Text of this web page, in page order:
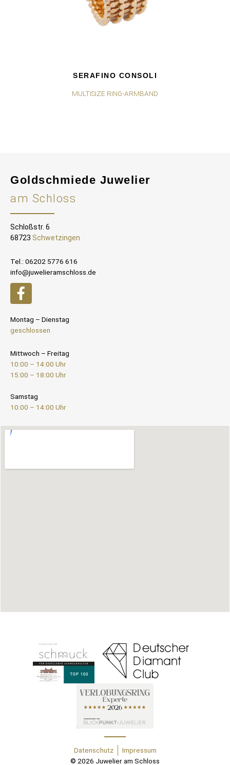
SERAFINO CONSOLI
MULTISIZE RING-ARMBAND
Goldschmiede Juwelier
am Schloss
Schloßstr. 6
68723 Schwetzingen
Tel.: 06202 5776 616
info@juwelieramschloss.de
Montag – Dienstag
geschlossen
Mittwoch – Freitag
10:00 – 14:00 Uhr
15:00 – 18:00 Uhr
Samstag
10:00 – 14:00 Uhr
Datenschutz
Impressum
© 2026 Juwelier am Schloss